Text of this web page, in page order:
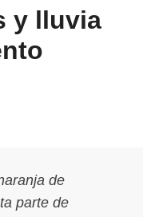
y lluvia
de
parte de